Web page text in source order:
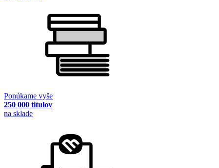
Ponúkame vyše
250 000 titulov
na sklade